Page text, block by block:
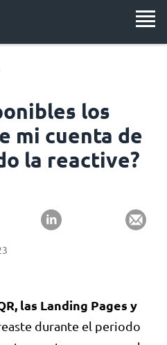
los
mi cuenta de
la reactive?
las Landing Pages y
durante el periodo